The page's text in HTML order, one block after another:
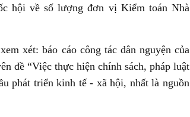
hội về số lượng đơn vị Kiểm toán Nhà
xét: báo cáo công tác dân nguyện của
đề “Việc thực hiện chính sách, pháp luật
phát triển kinh tế - xã hội, nhất là nguồn